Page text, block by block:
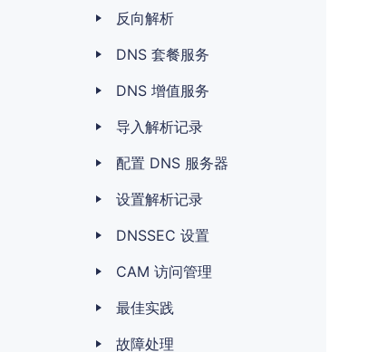
反向解析
DNS 套餐服务
DNS 增值服务
导入解析记录
配置 DNS 服务器
设置解析记录
DNSSEC 设置
CAM 访问管理
最佳实践
故障处理